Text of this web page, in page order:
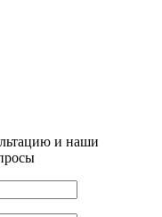
и наши